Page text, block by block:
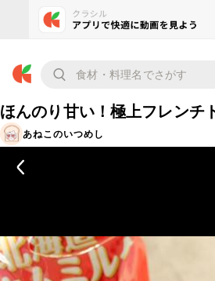
ほんのり甘い！極上フレンチ
あねこのいつめし